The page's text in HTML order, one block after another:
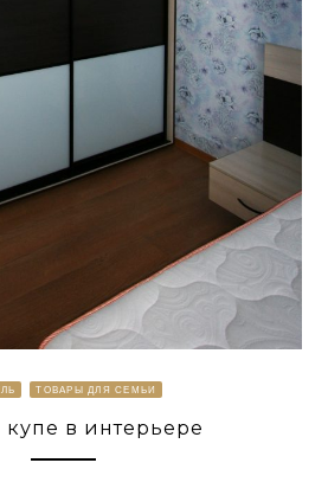
ТОВАРЫ ДЛЯ СЕМЬИ
в интерьере